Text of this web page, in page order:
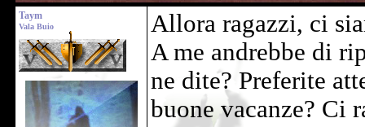
Taym
Vala Buio
Allora ragazzi, ci
A me andrebbe di
ne dite? Preferite
buone vacanze? Ci